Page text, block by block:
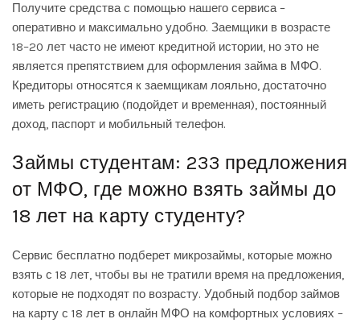
Получите средства с помощью нашего сервиса –
оперативно и максимально удобно. Заемщики в возрасте
18–20 лет часто не имеют кредитной истории, но это не
является препятствием для оформления займа в МФО.
Кредиторы относятся к заемщикам лояльно, достаточно
иметь регистрацию (подойдет и временная), постоянный
доход, паспорт и мобильный телефон.
Займы студентам: 233 предложения
от МФО, где можно взять займы до
18 лет на карту студенту?
Сервис бесплатно подберет микрозаймы, которые можно
взять с 18 лет, чтобы вы не тратили время на предложения,
которые не подходят по возрасту. Удобный подбор займов
на карту с 18 лет в онлайн МФО на комфортных условиях –